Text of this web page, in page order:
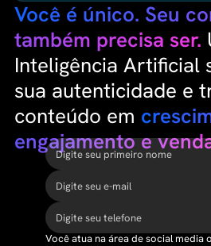
Você é único. Seu
também precisa ser.
Inteligência Artificial
sua autenticidade e
conteúdo em
engajamento e
Você atua na área de social media